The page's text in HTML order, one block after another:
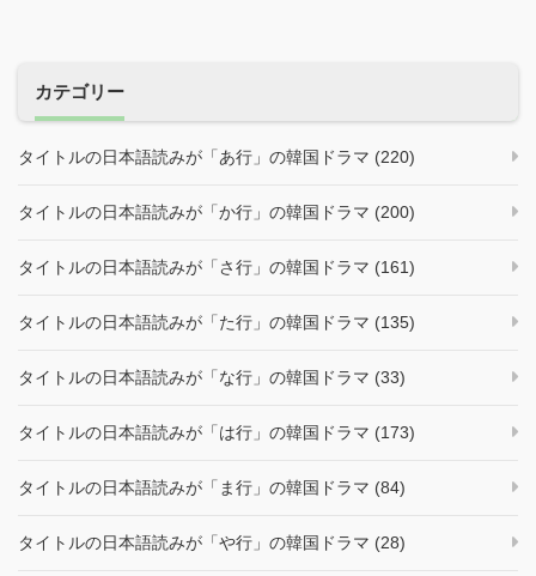
カテゴリー
タイトルの日本語読みが「あ行」の韓国ドラマ (220)
タイトルの日本語読みが「か行」の韓国ドラマ (200)
タイトルの日本語読みが「さ行」の韓国ドラマ (161)
タイトルの日本語読みが「た行」の韓国ドラマ (135)
タイトルの日本語読みが「な行」の韓国ドラマ (33)
タイトルの日本語読みが「は行」の韓国ドラマ (173)
タイトルの日本語読みが「ま行」の韓国ドラマ (84)
タイトルの日本語読みが「や行」の韓国ドラマ (28)